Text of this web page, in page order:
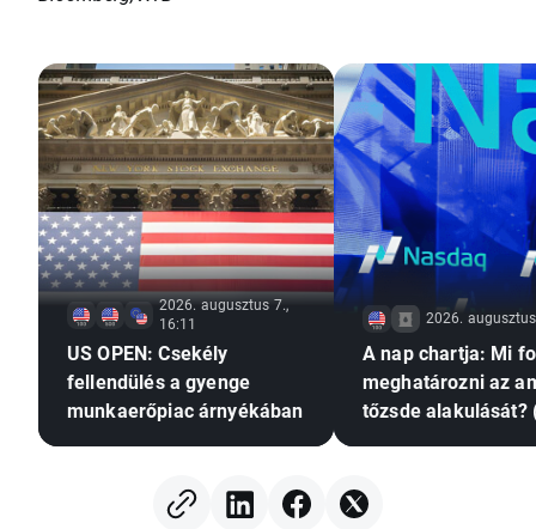
2026. augusztus 7.,
16:11
US OPEN: Csekély
fellendülés a gyenge
munkaerőpiac árnyékában
2026.
A nap chartja: Mi
meghatározni az
tőzsde alakulását?